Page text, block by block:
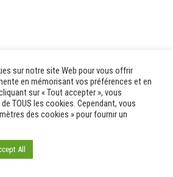
sur notre site Web pour vous offrir
en mémorisant vos préférences et en
sur « Tout accepter », vous
TOUS les cookies. Cependant, vous
des cookies » pour fournir un
All